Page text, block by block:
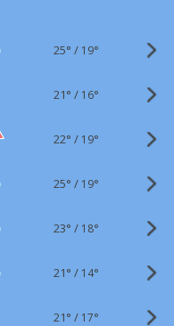
25° / 19°
21° / 16°
22° / 19°
25° / 19°
23° / 18°
21° / 14°
21° / 17°